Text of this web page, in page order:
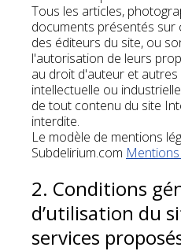
Tous les articles,
documents présentés
des éditeurs du site, ou
l'autorisation de leurs
au droit d'auteur et
intellectuelle ou
de tout contenu du site
interdite.
Le modèle de mentions
Subdelirium.com
2. Conditions
d’utilisation du
services